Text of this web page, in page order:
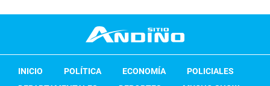
INICIO POLÍTICA ECONOMÍA
POLICIALES